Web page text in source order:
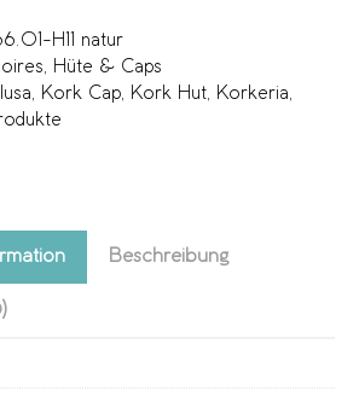
H11 natur
, Hüte & Caps
, Kork Cap, Kork Hut, Korkeria,
Beschreibung